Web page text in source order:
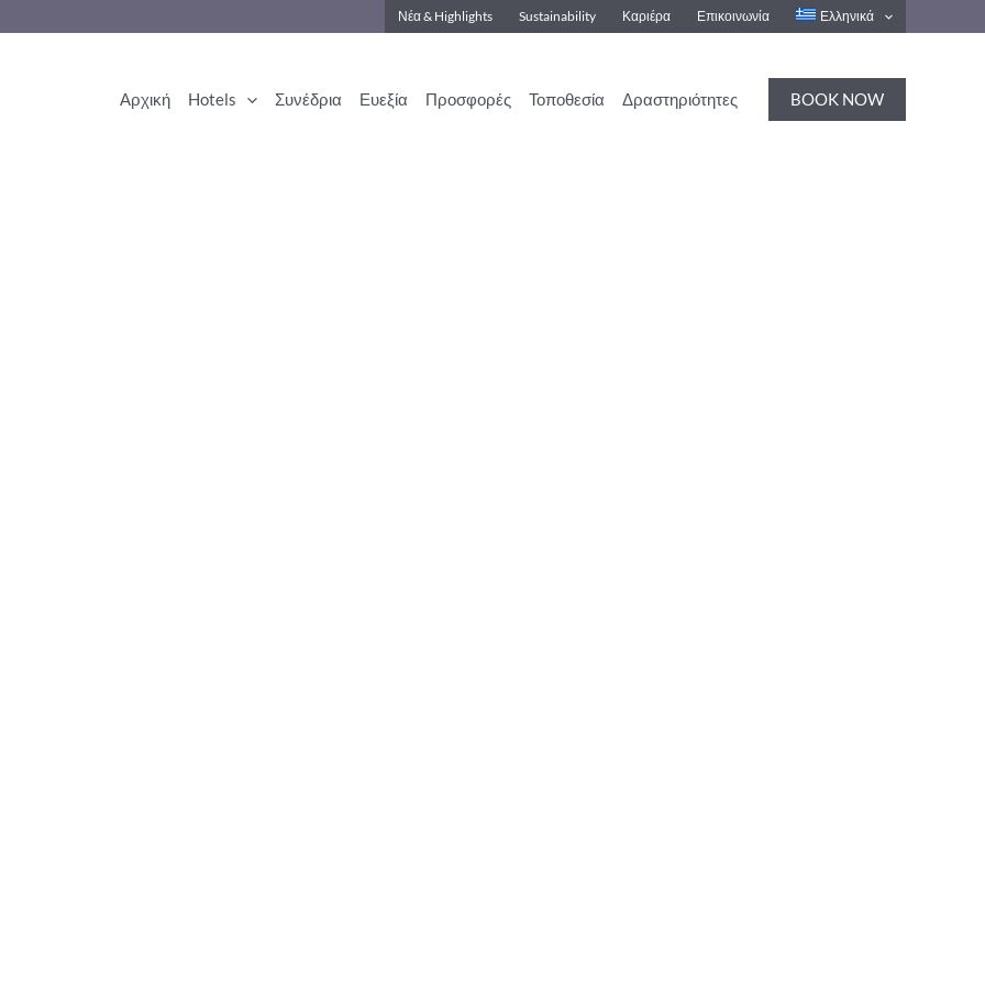
Νέα & Highlights Sustainability Καριέρα Επικοινωνία Ελληνικά
Αρχική Hotels Συνέδρια Ευεξία Προσφορές Τοποθεσία Δραστηριότητες BOOK NOW